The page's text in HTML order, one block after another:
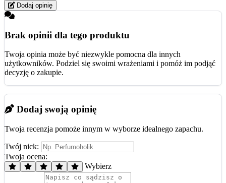
Dodaj opinię
Brak opinii dla tego produktu
Twoja opinia może być niezwykle pomocna dla innych
użytkowników. Podziel się swoimi wrażeniami i pomóż im podjąć
decyzję o zakupie.
Dodaj swoją opinię
Twoja recenzja pomoże innym w wyborze idealnego zapachu.
Twój nick:
Twoja ocena:
Wybierz